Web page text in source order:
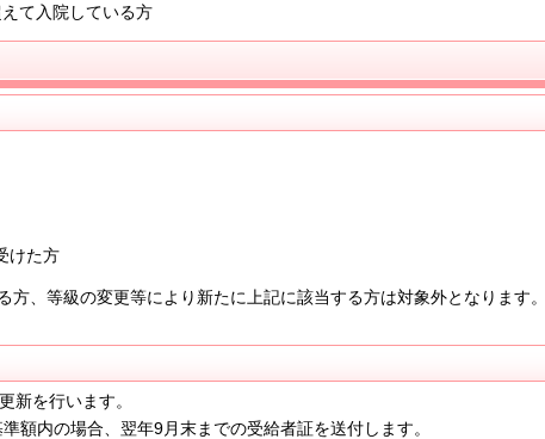
て入院している方
けた方
、等級の変更等により新たに上記に該当する方は対象外となります。
新を行います。
額内の場合、翌年9月末までの受給者証を送付します。